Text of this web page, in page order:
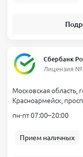
Сбербанк
Лицензия
Московская область,
Красноармейск,
пн-пт 07:00–20:00
Прием наличных